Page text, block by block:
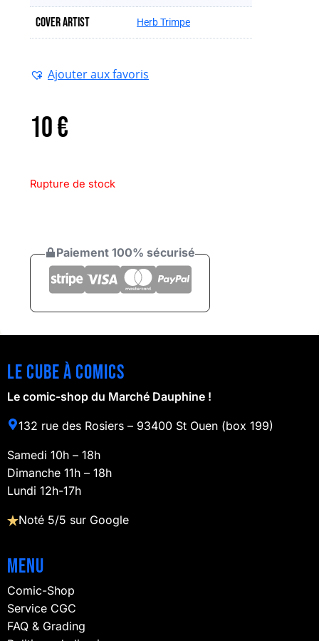
Cover artist Herb Trimpe
Ajouter aux favoris
10€
Rupture de stock
Paiement 100% sécurisé
Le cube à comics
Le comic-shop du Marché Dauphine !
132 rue des Rosiers – 93400 St Ouen (box 199)
Samedi 10h – 18h
Dimanche 11h – 18h
Lundi 12h-17h
Noté 5/5 sur Google
Menu
Comic-Shop
Service CGC
FAQ & Grading